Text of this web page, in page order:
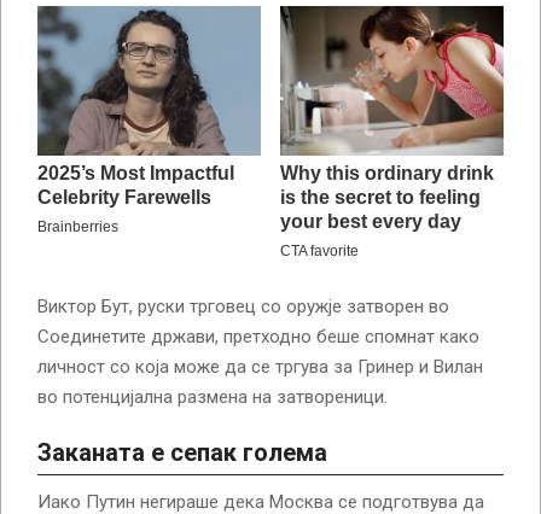
Виктор Бут, руски трговец со оружје затворен во
Соединетите држави, претходно беше спомнат како
личност со која може да се тргува за Гринер и Вилан
во потенцијална размена на затвореници.
Заканата е сепак голема
Иако Путин негираше дека Москва се подготвува да